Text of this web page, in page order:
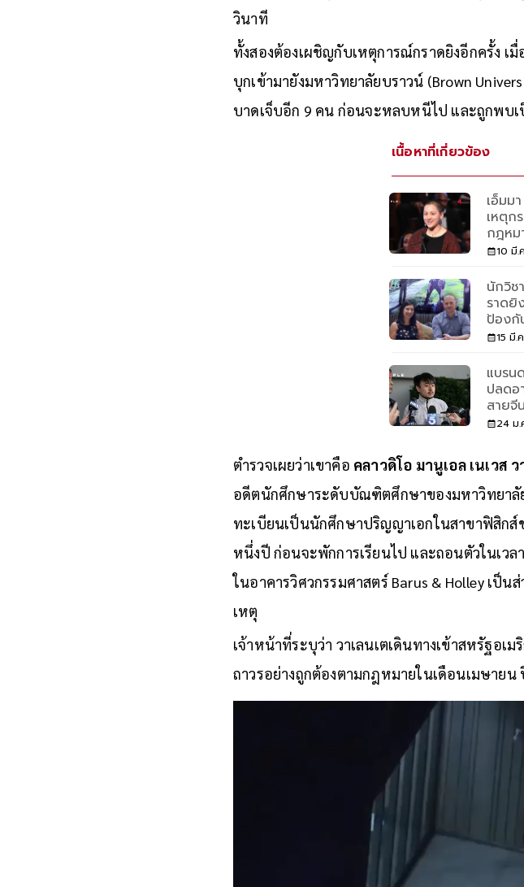
วินาที
ทั้งสองต้องเผชิญกับเหตุการณ์กราดยิงอีกครั้ง เ
บุกเข้ามายังมหาวิทยาลัยบราวน์ (Brown
บาดเจ็บอีก 9 คน ก่อนจะหลบหนีไป และถูกพบ
เนื้อหาที่เกี่ยวข้อง
เอ็มม
เหตุก
กฎหม
10 มี.
นักวิช
ราดยิ
ป้องกั
15 มี.
แบรน
ปลดอ
สายจี
24 ม.
ตำรวจเผยว่าเขาคือ คลาวดิโอ มานูเอล เนเวส ว
อดีตนักศึกษาระดับบัณฑิตศึกษาของมหาวิทยาลัย
ทะเบียนเป็นนักศึกษาปริญญาเอกในสาขาฟิสิก
หนึ่งปี ก่อนจะพักการเรียนไป และถอนตัวในเว
ในอาคารวิศวกรรมศาสตร์ Barus & Holley เป็
เหตุ
เจ้าหน้าที่ระบุว่า วาเลนเตเดินทางเข้าสหรัฐอ
ถาวรอย่างถูกต้องตามกฎหมายในเดือนเมษายน